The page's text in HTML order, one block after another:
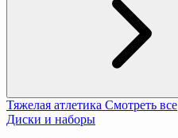
Тяжелая атлетика Смотреть все
Диски и наборы